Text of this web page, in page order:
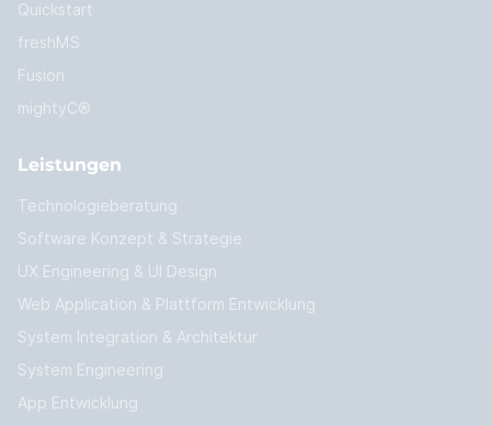
Quickstart
freshMS
Fusion
mightyC®
Leistungen
Technologieberatung
Software Konzept & Strategie
UX Engineering & UI Design
Web Application & Plattform Entwicklung
System Integration & Architektur
System Engineering
App Entwicklung